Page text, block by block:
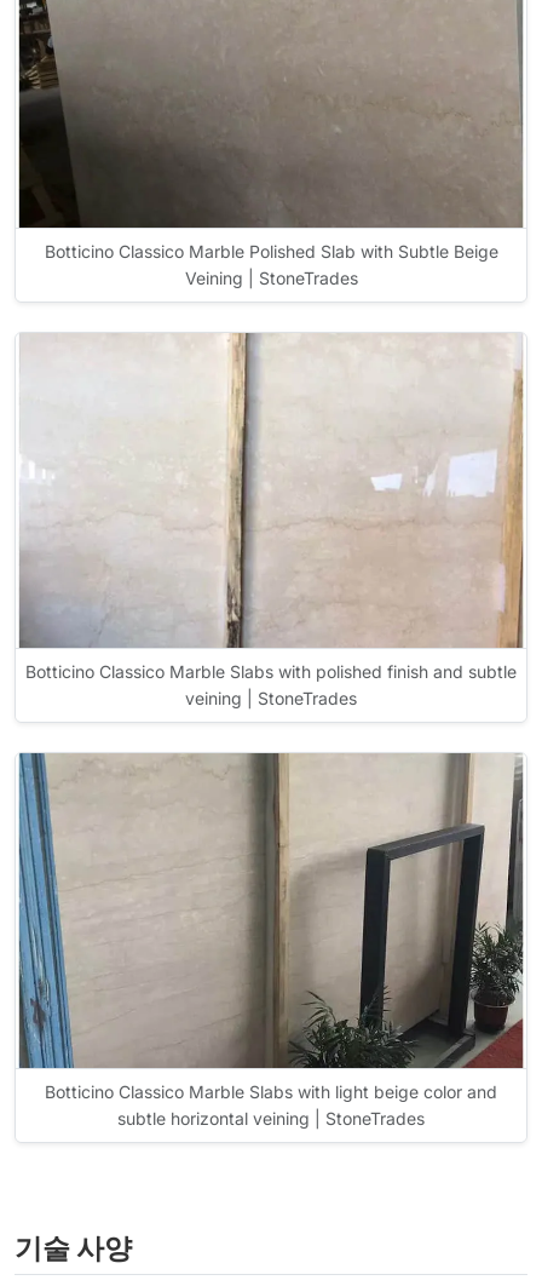
Botticino Classico Marble Polished Slab with Subtle Beige
Veining | StoneTrades
Botticino Classico Marble Slabs with polished finish and subtle
veining | StoneTrades
Botticino Classico Marble Slabs with light beige color and
subtle horizontal veining | StoneTrades
기술 사양